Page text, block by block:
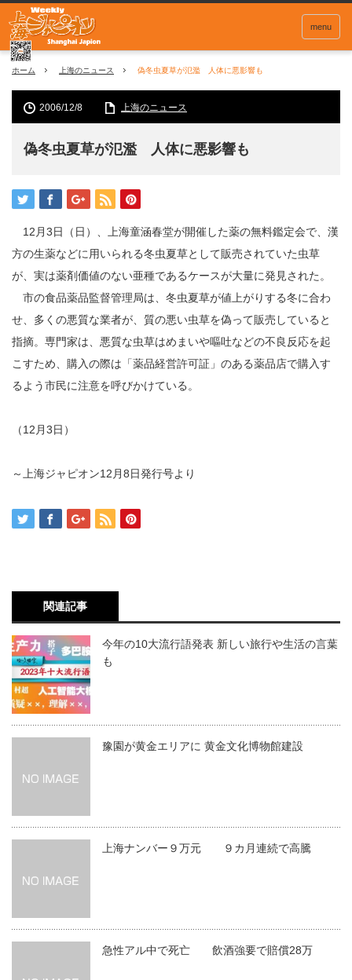
menu
ホーム 上海のニュース 偽冬虫夏草が氾濫 人体に悪影響も
2006/12/8 上海のニュース
偽冬虫夏草が氾濫 人体に悪影響も
12月3日（日）、上海童涵春堂が開催した薬の無料鑑定会で、漢
方の生薬などに用いられる冬虫夏草として販売されていた虫草
が、実は薬剤価値のない亜種であるケースが大量に発見された。
市の食品薬品監督管理局は、冬虫夏草が値上がりする冬に合わ
せ、多くの悪質な業者が、質の悪い虫草を偽って販売していると
指摘。専門家は、悪質な虫草はめまいや嘔吐などの不良反応を起
こすため、購入の際は「薬品経営許可証」のある薬品店で購入す
るよう市民に注意を呼びかけている。
（12月3日）
～上海ジャピオン12月8日発行号より
関連記事
今年の10大流行語発表 新しい旅行や生活の言葉
も
豫園が黄金エリアに 黄金文化博物館建設
上海ナンバー９万元 ９カ月連続で高騰
急性アル中で死亡 飲酒強要で賠償28万